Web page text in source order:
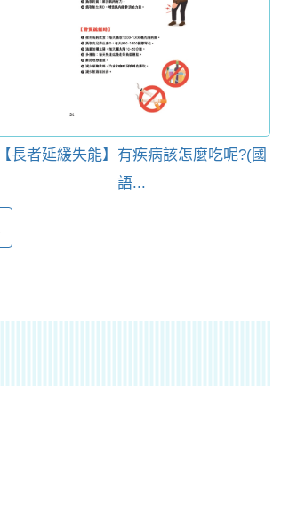
【長者延緩失能】有疾病該怎麼吃呢?(國
語...